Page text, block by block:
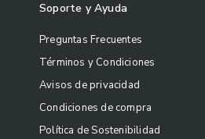
Soporte y Ayuda
Preguntas Frecuentes
Términos y Condiciones
Avisos de privacidad
Condiciones de compra
Política de Sostenibilidad